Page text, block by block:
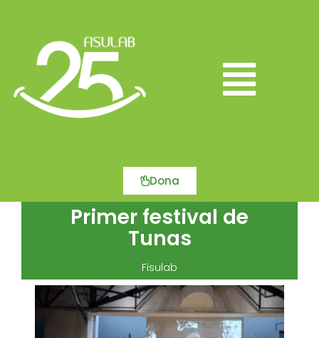
Main
Menu
Dona
Primer festival de
Tunas
Fisulab